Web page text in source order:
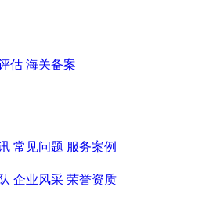
估 海关备案
常见问题 服务案例
企业风采 荣誉资质